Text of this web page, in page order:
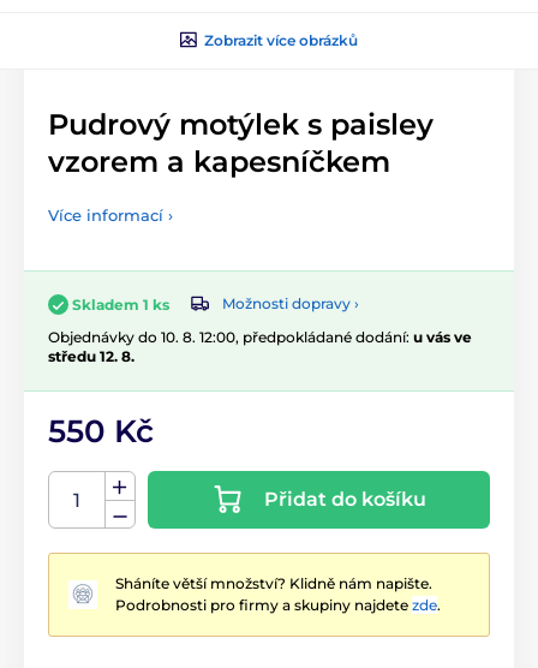
Zobrazit více obrázků
Pudrový motýlek s paisley
vzorem a kapesníčkem
Více informací ›
Skladem 1 ks
Možnosti dopravy ›
Objednávky do 10. 8. 12:00, předpokládané dodání: u vás ve
středu 12. 8.
550 Kč
Přidat do košíku
Sháníte větší množství? Klidně nám napište.
Podrobnosti pro firmy a skupiny najdete zde.